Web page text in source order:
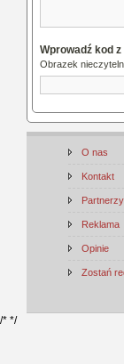
Wprowadź kod
Obrazek
O nas
Kontakt
Partnerzy
Reklama
Opinie
Zostań
/* */